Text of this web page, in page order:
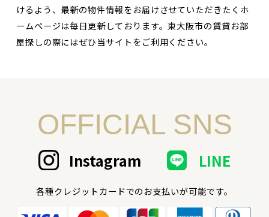
けるよう、最新の物件情報をお届けさせていただきたくホ
ームページは毎日更新しております。東大阪市の賃貸お部
屋探しの際にはぜひ当サイトをご利用ください。
OFFICIAL SNS
Instagram LINE
各種クレジットカードでのお支払いが可能です。